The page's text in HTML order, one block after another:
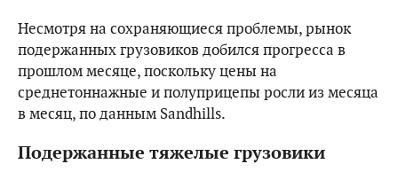
Несмотря на сохраняющиеся проблемы, рынок
подержанных грузовиков добился прогресса в
прошлом месяце, поскольку цены на
среднетоннажные и полуприцепы росли из месяца
в месяц, по данным Sandhills.
Подержанные тяжелые грузовики